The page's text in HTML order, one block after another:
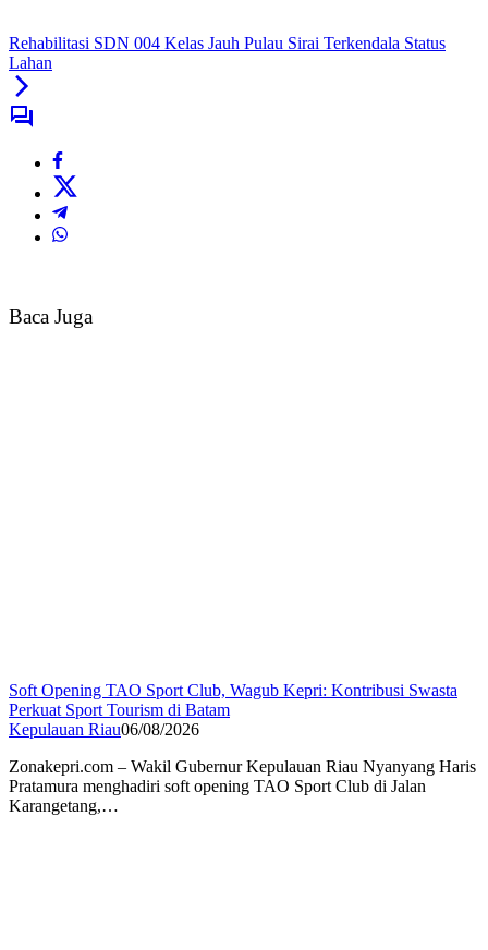
Rehabilitasi SDN 004 Kelas Jauh Pulau Sirai Terkendala Status
Lahan
Baca Juga
Soft Opening TAO Sport Club, Wagub Kepri: Kontribusi Swasta
Perkuat Sport Tourism di Batam
Kepulauan Riau06/08/2026
Zonakepri.com – Wakil Gubernur Kepulauan Riau Nyanyang Haris
Pratamura menghadiri soft opening TAO Sport Club di Jalan
Karangetang,…